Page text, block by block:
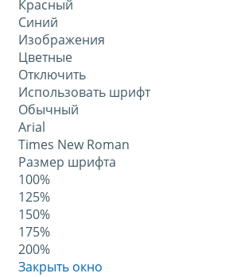
Красный
Синий
Изображения
Цветные
Отключить
Использовать шрифт
Обычный
Arial
Times New Roman
Размер шрифта
100%
125%
150%
175%
200%
Закрыть окно